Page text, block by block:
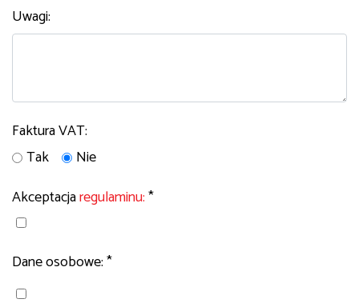
Uwagi:
Faktura VAT:
Tak
Nie
Akceptacjaregulaminu:*
Dane osobowe: *